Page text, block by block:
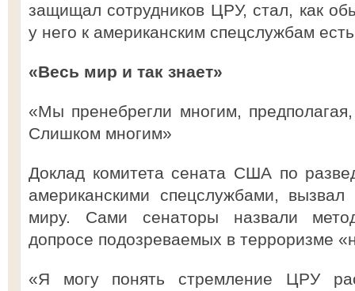
защищал сотрудников ЦРУ, стал, как
у него к американским спецслужбам
«Весь мир и так знает»
«Мы пренебрегли многим,
Слишком многим»
Доклад комитета сената США по
американскими спецслужбами,
миру. Сами сенаторы назвали
допросе подозреваемых в терроризме
«Я могу понять стремление ЦРУ